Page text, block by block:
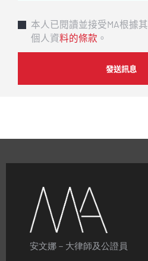
本人已閱讀並接受MA根據
個人資料的條款 。
安文娜－大律師及公證員